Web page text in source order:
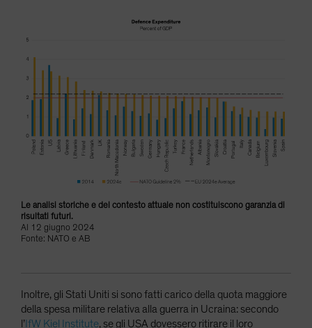
Le analisi storiche e del contesto attuale non costituiscono garanzia di
risultati futuri.
Al 12 giugno 2024
Fonte: NATO e AB
Inoltre, gli Stati Uniti si sono fatti carico della quota maggiore
della spesa militare relativa alla guerra in Ucraina: secondo
l’ IfW Kiel Institute, se gli USA dovessero ritirare il loro